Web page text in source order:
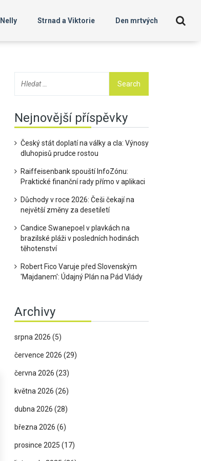
Strnad a Viktorie Den mrtvých
Nejnovější příspěvky
Český stát doplatí na války a cla: Výnosy
dluhopisů prudce rostou
Raiffeisenbank spouští InfoZónu:
Praktické finanční rady přímo v aplikaci
Důchody v roce 2026: Češi čekají na
největší změny za desetiletí
Candice Swanepoel v plavkách na
brazilské pláži v posledních hodinách
těhotenství
Robert Fico Varuje před Slovenským
'Majdanem': Údajný Plán na Pád Vlády
Archivy
srpna 2026 (5)
července 2026 (29)
června 2026 (23)
května 2026 (26)
dubna 2026 (28)
března 2026 (6)
prosince 2025 (17)